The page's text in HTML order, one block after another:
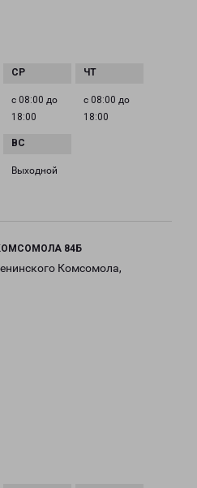
с 08:00 до
18:00
с 08:00 до
18:00
Выходной
84Б
Комсомола,